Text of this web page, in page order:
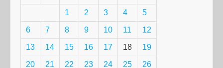
1 2 3 4 5
6 7 8 9 10 11 12
13 14 15 16 17 18 19
20 21 22 23 24 25 26